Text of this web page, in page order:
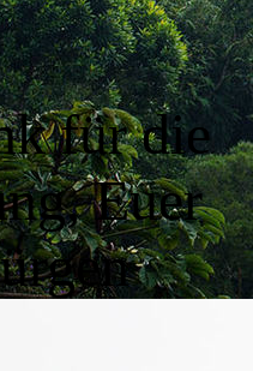
für die
Euer